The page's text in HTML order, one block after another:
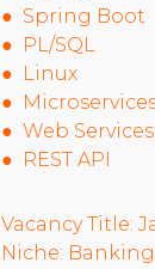
● Spring Boot
● PL/SQL
● Linux
●
● Web Services
● REST API
Vacancy Title:
Niche: